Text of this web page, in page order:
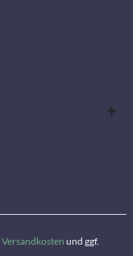
Versandkosten und ggf.